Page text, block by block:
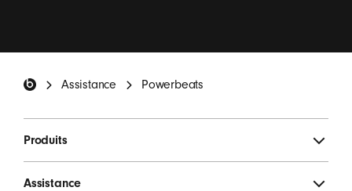
Assistance Powerbeats
Produits
Assistance